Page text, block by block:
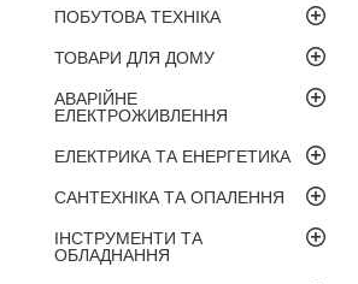
ПОБУТОВА ТЕХНІКА
ТОВАРИ ДЛЯ ДОМУ
АВАРІЙНЕ
ЕЛЕКТРОЖИВЛЕННЯ
ЕЛЕКТРИКА ТА ЕНЕРГЕТИКА
САНТЕХНІКА ТА ОПАЛЕННЯ
ІНСТРУМЕНТИ ТА
ОБЛАДНАННЯ